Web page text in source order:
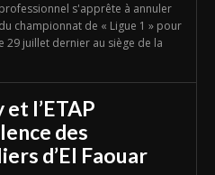
s'apprête à annuler
championnat de « Ligue 1 » pour
29 juillet dernier au siège de la
l’ETAP
des
d’El Faouar